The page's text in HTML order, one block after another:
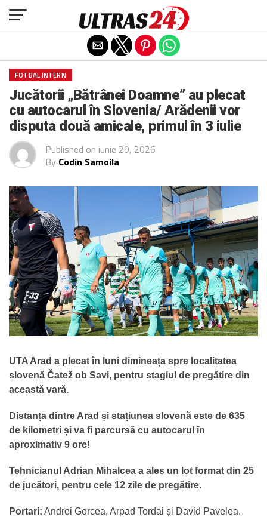
FOTBAL INTERN
Jucătorii „Bătrânei Doamne” au plecat
cu autocarul în Slovenia/ Arădenii vor
disputa două amicale, primul în 3 iulie
Published on iunie 29, 2026
By Codin Samoila
UTA Arad a plecat în luni dimineața spre localitatea
slovenă Čatež ob Savi, pentru stagiul de pregătire din
această vară.
Distanța dintre Arad și stațiunea slovenă este de 635
de kilometri și va fi parcursă cu autocarul în
aproximativ 9 ore!
Tehnicianul Adrian Mihalcea a ales un lot format din 25
de jucători, pentru cele 12 zile de pregătire.
Portari: Andrei Gorcea, Arpad Tordai și David Pavelea.
Exit mobile version